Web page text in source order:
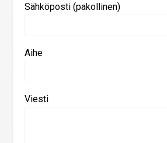
Sähköposti (pakollinen)
Aihe
Viesti